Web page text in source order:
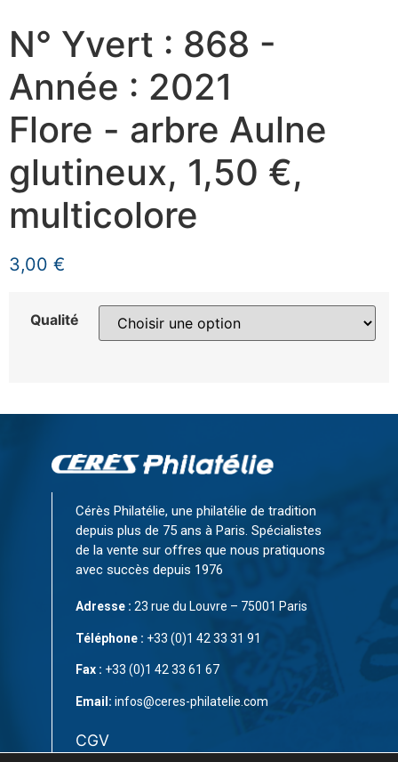
N° Yvert : 868 -
Année : 2021
Flore - arbre Aulne
glutineux, 1,50 €,
multicolore
3,00 €
Qualité
Cérès Philatélie, une philatélie de tradition
depuis plus de 75 ans à Paris. Spécialistes
de la vente sur offres que nous pratiquons
avec succès depuis 1976
Adresse : 23 rue du Louvre – 75001 Paris
Téléphone : +33 (0)1 42 33 31 91
Fax : +33 (0)1 42 33 61 67
Email: infos@ceres-philatelie.com
CGV